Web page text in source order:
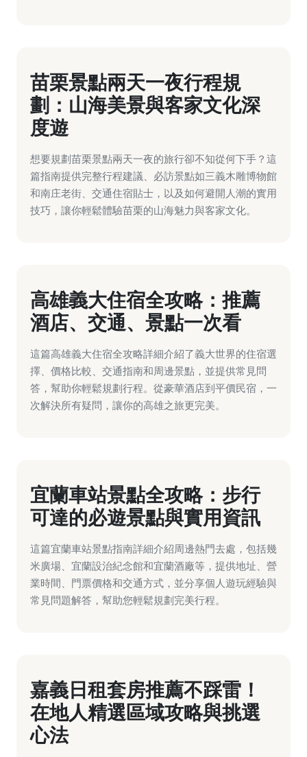
苗栗景點兩天一夜行程規
劃：山海美景與客家文化深
度遊
想要規劃苗栗景點兩天一夜的旅行卻不知從何下手？這
篇指南提供完整行程建議、必訪景點如三義木雕博物館
和南庄老街、交通住宿貼士，以及如何避開人潮的實用
技巧，讓你輕鬆體驗苗栗的山海魅力與客家文化。
高雄義大住宿全攻略：推薦
酒店、交通、景點一次看
這篇高雄義大住宿全攻略詳細介紹了義大世界的住宿選
擇、價格比較、交通指南和周邊景點，並提供常見問
答，幫助你輕鬆規劃行程。從豪華酒店到平價民宿，一
次解決所有疑問，讓你的高雄之旅更完美。
宜蘭車站景點全攻略：步行
可達的必遊景點與實用資訊
這篇宜蘭車站景點指南詳細介紹周邊熱門去處，包括幾
米廣場、宜蘭設治紀念館和宜蘭酒廠等，提供地址、營
業時間、門票價格和交通方式，並分享個人遊玩經驗與
常見問題解答，幫助您輕鬆規劃完美行程。
嘉義日租套房推薦不踩雷！
在地人精選區域攻略與挑選
心法